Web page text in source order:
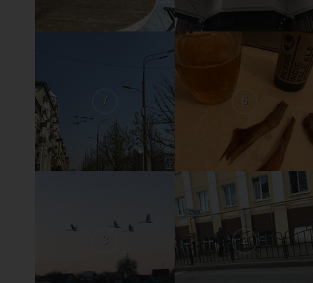
7 6
3 2